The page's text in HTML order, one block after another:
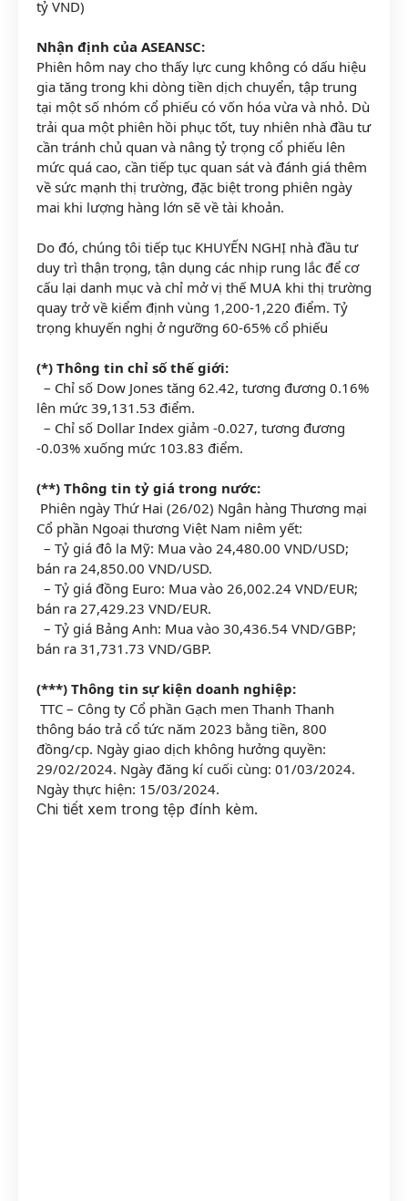
tỷ VND)
Nhận định của ASEANSC:
Phiên hôm nay cho thấy lực cung không có dấu hiệu
gia tăng trong khi dòng tiền dịch chuyển, tập trung
tại một số nhóm cổ phiếu có vốn hóa vừa và nhỏ. Dù
trải qua một phiên hồi phục tốt, tuy nhiên nhà đầu tư
cần tránh chủ quan và nâng tỷ trọng cổ phiếu lên
mức quá cao, cần tiếp tục quan sát và đánh giá thêm
về sức mạnh thị trường, đặc biệt trong phiên ngày
mai khi lượng hàng lớn sẽ về tài khoản.
Do đó, chúng tôi tiếp tục KHUYẾN NGHỊ nhà đầu tư
duy trì thận trọng, tận dụng các nhịp rung lắc để cơ
cấu lại danh mục và chỉ mở vị thế MUA khi thị trường
quay trở về kiểm định vùng 1,200-1,220 điểm. Tỷ
trọng khuyến nghị ở ngưỡng 60-65% cổ phiếu
(*) Thông tin chỉ số thế giới:
– Chỉ số Dow Jones tăng 62.42, tương đương 0.16%
lên mức 39,131.53 điểm.
– Chỉ số Dollar Index giảm -0.027, tương đương
-0.03% xuống mức 103.83 điểm.
(**) Thông tin tỷ giá trong nước:
Phiên ngày Thứ Hai (26/02) Ngân hàng Thương mại
Cổ phần Ngoại thương Việt Nam niêm yết:
– Tỷ giá đô la Mỹ: Mua vào 24,480.00 VND/USD;
bán ra 24,850.00 VND/USD.
– Tỷ giá đồng Euro: Mua vào 26,002.24 VND/EUR;
bán ra 27,429.23 VND/EUR.
– Tỷ giá Bảng Anh: Mua vào 30,436.54 VND/GBP;
bán ra 31,731.73 VND/GBP.
(***) Thông tin sự kiện doanh nghiệp:
TTC – Công ty Cổ phần Gạch men Thanh Thanh
thông báo trả cổ tức năm 2023 bằng tiền, 800
đồng/cp. Ngày giao dịch không hưởng quyền:
29/02/2024. Ngày đăng kí cuối cùng: 01/03/2024.
Ngày thực hiện: 15/03/2024.
Chi tiết xem trong tệp đính kèm.